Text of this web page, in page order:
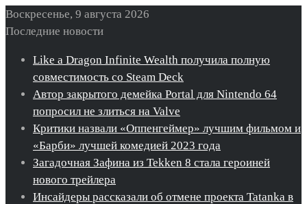
Воскресенье, 9 августа 2026
Последние новости
Like a Dragon Infinite Wealth получила полную
совместимость со Steam Deck
Автор закрытого демейка Portal для Nintendo 64
попросил не злиться на Valve
Критики назвали «Оппенгеймер» лучшим фильмом и
«Барби» лучшей комедией 2023 года
Загадочная Зафина из Tekken 8 стала героиней
нового трейлера
Инсайдеры рассказали об отмене проекта Tatanka в